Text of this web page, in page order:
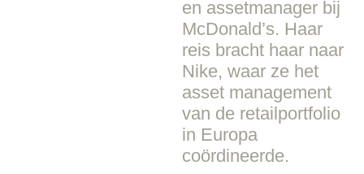
en assetmanager bij
McDonald’s. Haar
reis bracht haar naar
Nike, waar ze het
asset management
van de retailportfolio
in Europa
coördineerde.